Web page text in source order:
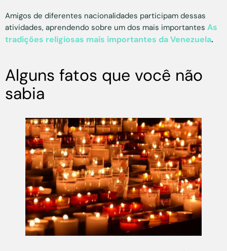
Amigos de diferentes nacionalidades participam dessas
atividades, aprendendo sobre um dos mais importantes As
tradições religiosas mais importantes da Venezuela.
Alguns fatos que você não
sabia